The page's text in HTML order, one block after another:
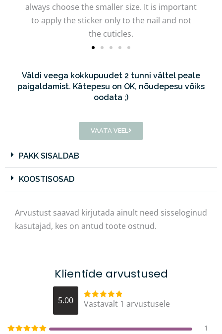
always choose the smaller size. It is important
to apply the sticker only to the nail and not
the cuticles.
Väldi veega kokkupuudet 2 tunni vältel peale
paigaldamist. Kätepesu on OK, nõudepesu võiks
oodata ;)
VAATA VEEL
PAKK SISALDAB
KOOSTISOSAD
Arvustust saavad kirjutada ainult need sisseloginud
kasutajad, kes on antud toote ostnud.
Klientide arvustused
5.00
Hinnanguga
Vastavalt 1 arvustusele
1